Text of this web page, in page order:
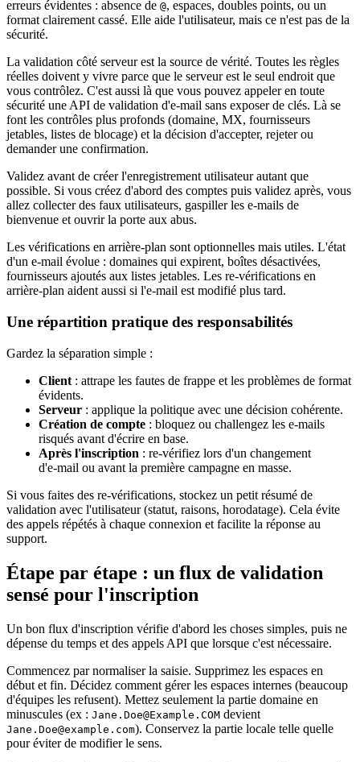
erreurs évidentes : absence de @, espaces, doubles points, ou un
format clairement cassé. Elle aide l'utilisateur, mais ce n'est pas de la
sécurité.
La validation côté serveur est la source de vérité. Toutes les règles
réelles doivent y vivre parce que le serveur est le seul endroit que
vous contrôlez. C'est aussi là que vous pouvez appeler en toute
sécurité une API de validation d'e‑mail sans exposer de clés. Là se
font les contrôles plus profonds (domaine, MX, fournisseurs
jetables, listes de blocage) et la décision d'accepter, rejeter ou
demander une confirmation.
Validez avant de créer l'enregistrement utilisateur autant que
possible. Si vous créez d'abord des comptes puis validez après, vous
allez collecter des faux utilisateurs, gaspiller les e‑mails de
bienvenue et ouvrir la porte aux abus.
Les vérifications en arrière‑plan sont optionnelles mais utiles. L'état
d'un e‑mail évolue : domaines qui expirent, boîtes désactivées,
fournisseurs ajoutés aux listes jetables. Les re‑vérifications en
arrière‑plan aident aussi si l'e‑mail est modifié plus tard.
Une répartition pratique des responsabilités
Gardez la séparation simple :
Client : attrape les fautes de frappe et les problèmes de format
évidents.
Serveur : applique la politique avec une décision cohérente.
Création de compte : bloquez ou challengez les e‑mails
risqués avant d'écrire en base.
Après l'inscription : re‑vérifiez lors d'un changement
d'e‑mail ou avant la première campagne en masse.
Si vous faites des re‑vérifications, stockez un petit résumé de
validation avec l'utilisateur (statut, raisons, horodatage). Cela évite
des appels répétés à chaque connexion et facilite la réponse au
support.
Étape par étape : un flux de validation
sensé pour l'inscription
Un bon flux d'inscription vérifie d'abord les choses simples, puis ne
dépense du temps et des appels API que lorsque c'est nécessaire.
Commencez par normaliser la saisie. Supprimez les espaces en
début et fin. Décidez comment gérer les espaces internes (beaucoup
d'équipes les refusent). Mettez seulement la partie domaine en
minuscules (ex : Jane.Doe@Example.COM devient
Jane.Doe@example.com). Conservez la partie locale telle quelle
pour éviter de modifier le sens.